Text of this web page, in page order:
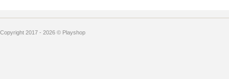
Copyright 2017 - 2026 © Playshop